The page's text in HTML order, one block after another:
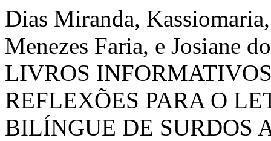
Dias Miranda,
Menezes Faria, e Josiane
LIVROS
REFLEXÕES PARA O
BILÍNGUE DE SURDOS